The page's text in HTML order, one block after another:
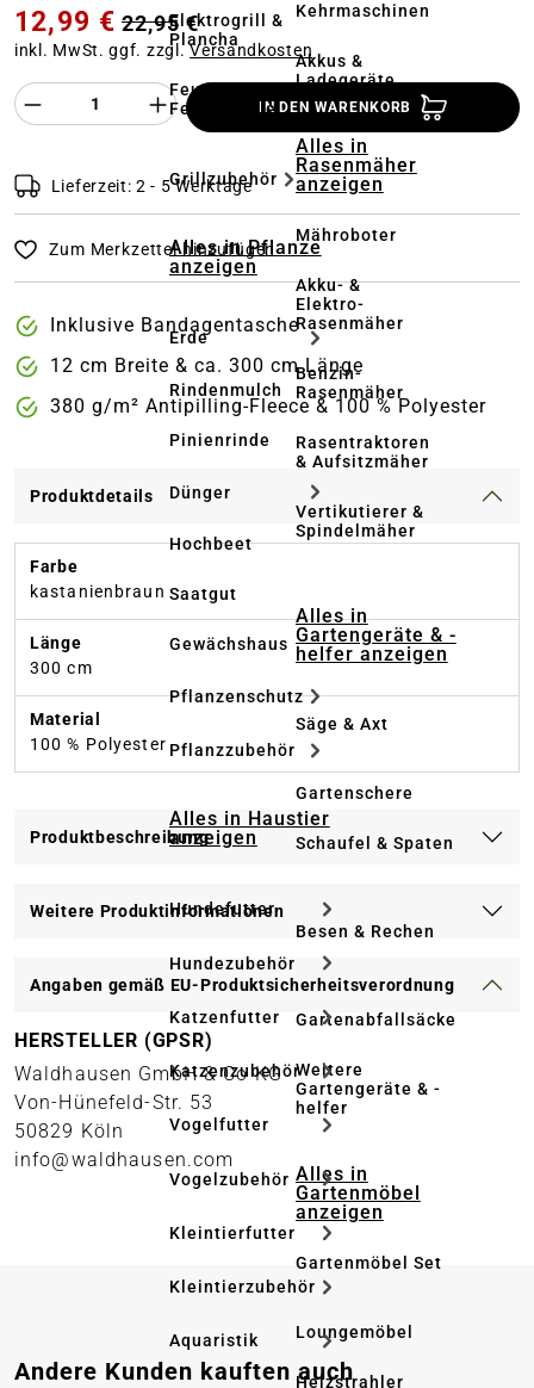
Elektrogrill &
Plancha
Feuerstelle &
Feuerschale
Grillzubehör
Alles in Pflanze
anzeigen
Erde
Rindenmulch
Pinienrinde
Dünger
Hochbeet
Saatgut
Gewächshaus
Pflanzenschutz
Pflanzzubehör
Alles in Haustier
anzeigen
Hundefutter
Hundezubehör
Katzenfutter
Katzenzubehör
Vogelfutter
Vogelzubehör
Kleintierfutter
Kleintierzubehör
Aquaristik
Kehrmaschinen
Akkus &
Ladegeräte
Alles in
Rasenmäher
anzeigen
Mähroboter
Akku- &
Elektro-
Rasenmäher
Benzin-
Rasenmäher
Rasentraktoren
& Aufsitzmäher
Vertikutierer &
Spindelmäher
Alles in
Gartengeräte & -
helfer anzeigen
Säge & Axt
Gartenschere
Schaufel & Spaten
Besen & Rechen
Gartenabfallsäcke
Weitere
Gartengeräte & -
helfer
Alles in
Gartenmöbel
anzeigen
Gartenmöbel Set
Loungemöbel
Heizstrahler
12,99 € 22,95 €
inkl. MwSt. ggf. zzgl.Versandkosten
Produkt Anzahl des Produktes
IN DEN WARENKORB
Lieferzeit: 2 - 5 Werktage
Zum Merkzettel hinzufügen
Inklusive Bandagentasche
12 cm Breite & ca. 300 cm Länge
380 g/m² Antipilling-Fleece & 100 % Polyester
Produktdetails
Farbe
kastanienbraun
Länge
300 cm
Material
100 % Polyester
Produktbeschreibung
Weitere Produktinformationen
Angaben gemäß EU-Produktsicherheitsverordnung
HERSTELLER (GPSR)
Waldhausen GmbH & Co KG
Von-Hünefeld-Str. 53
50829 Köln
info@waldhausen.com
Produktgalerie überspringen
Andere Kunden kauften auch